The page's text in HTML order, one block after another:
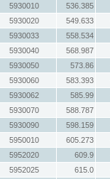
5930010 536.385
5930020 549.633
5930033 558.534
5930040 568.987
5930050 573.86
5930060 583.393
5930062 585.99
5930070 588.787
5930090 598.159
5950010 605.273
5952020 609.9
5952025 615.0